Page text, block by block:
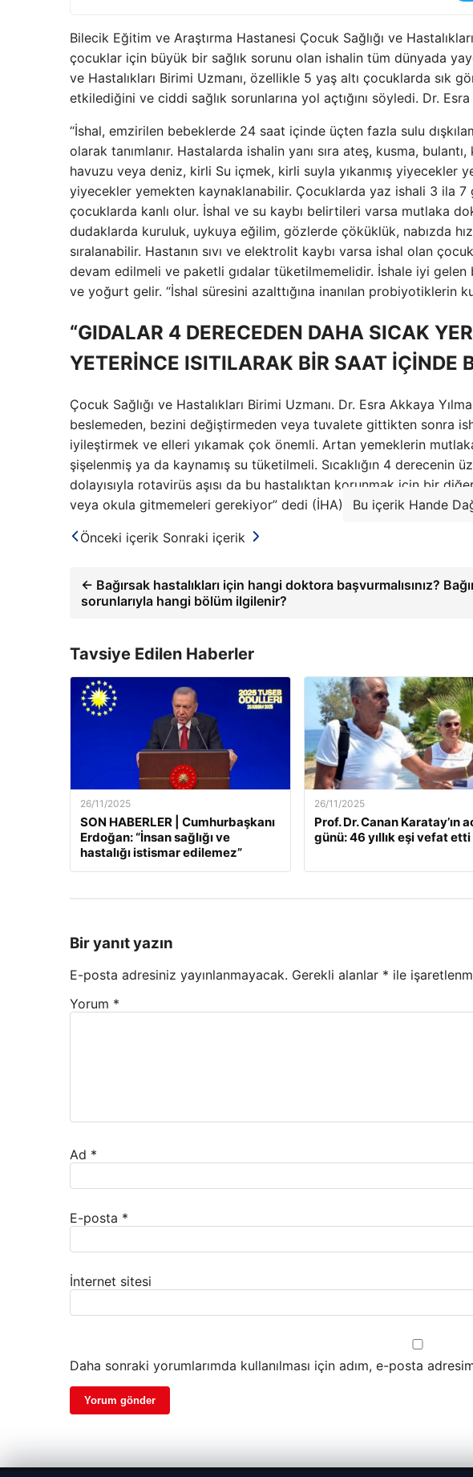
Bilecik Eğitim ve Araştırma Hastanesi Çocuk Sağlığı ve
çocuklar için büyük bir sağlık sorunu olan ishalin tüm dünyada
ve Hastalıkları Birimi Uzmanı, özellikle 5 yaş altı çocuklarda sık
etkilediğini ve ciddi sağlık sorunlarına yol açtığını söyledi. Dr.
“İshal, emzirilen bebeklerde 24 saat içinde üçten fazla sulu
olarak tanımlanır. Hastalarda ishalin yanı sıra ateş, kusma,
havuzu veya deniz, kirli Su içmek, kirli suyla yıkanmış yiyecekler
yiyecekler yemekten kaynaklanabilir. Çocuklarda yaz ishali 3 ila 7
çocuklarda kanlı olur. İshal ve su kaybı belirtileri varsa mutlaka
dudaklarda kuruluk, uykuya eğilim, gözlerde çöküklük, nabızda
sıralanabilir. Hastanın sıvı ve elektrolit kaybı varsa ishal olan
devam edilmeli ve paketli gıdalar tüketilmemelidir. İshale iyi gelen
ve yoğurt gelir. “İshal süresini azalttığına inanılan probiyotiklerin
“GIDALAR 4 DERECEDEN DAHA SICAK
YETERİNCE ISITILARAK BİR SAAT İÇİNDE
Çocuk Sağlığı ve Hastalıkları Birimi Uzmanı. Dr. Esra Akkaya
beslemeden, bezini değiştirmeden veya tuvalete gittikten sonra
iyileştirmek ve elleri yıkamak çok önemli. Artan yemeklerin mutlaka
şişelenmiş ya da kaynamış su tüketilmeli. Sıcaklığın 4 derecenin
dolayısıyla rotavirüs aşısı da bu hastalıktan korunmak için bir
veya okula gitmemeleri gerekiyor” dedi (İHA)
Bu içerik Hande
Önceki içerik Sonraki içerik
← Bağırsak hastalıkları için hangi doktora başvurmalısınız?
sorunlarıyla hangi bölüm ilgilenir?
Tavsiye Edilen Haberler
26/11/2025
SON HABERLER | Cumhurbaşkanı
Erdoğan: “İnsan sağlığı ve
hastalığı istismar edilemez”
26/11/2025
Prof. Dr. Canan Karatay’ın
günü: 46 yıllık eşi vefat etti
Bir yanıt yazın
E-posta adresiniz yayınlanmayacak. Gerekli alanlar * ile
Yorum *
Ad *
E-posta *
İnternet sitesi
Daha sonraki yorumlarımda kullanılması için adım, e-posta